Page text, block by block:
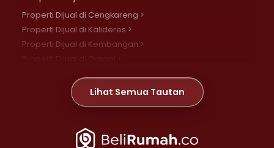
Properti Dijual di Cengkareng >
Properti Dijual di Kalideres >
Properti Dijual di Kembangan >
Properti Dijual di Meruya >
Properti Dijual di Jelambar >
Properti Dijual di Jakarta Pusat >
Lihat Semua Tautan